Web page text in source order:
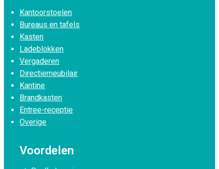
Kantoorstoelen
Bureaus en tafels
Kasten
Ladeblokken
Vergaderen
Directiemeubilair
Kantine
Brandkasten
Entree-receptie
Overige
Voordelen